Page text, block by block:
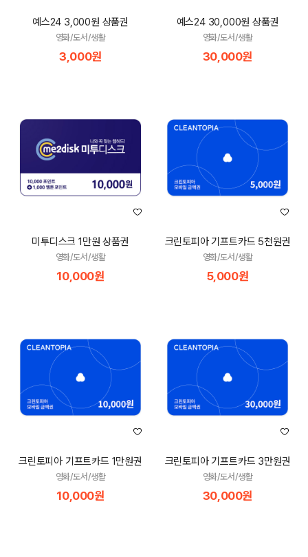
예스24 3,000원 상품권
영화/도서/생활
3,000원
예스24 30,000원 상품권
영화/도서/생활
30,000원
미투디스크 1만원 상품권
영화/도서/생활
10,000원
크린토피아 기프트카드 5천원권
영화/도서/생활
5,000원
크린토피아 기프트카드 1만원권
영화/도서/생활
10,000원
크린토피아 기프트카드 3만원권
영화/도서/생활
30,000원